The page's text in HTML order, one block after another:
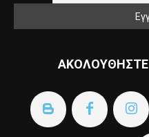
ΑΚΟΛΟΥΘΗΣΤΕ